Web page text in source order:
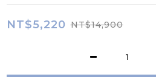
NT$5,220 NT$14,900